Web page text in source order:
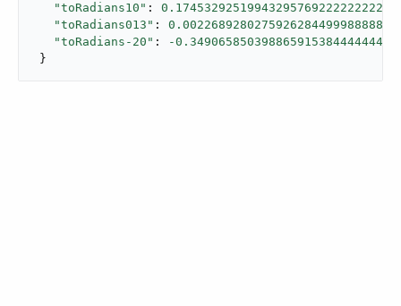
"toRadians10" :
"toRadians013" :
"toRadians-20" :
-
}